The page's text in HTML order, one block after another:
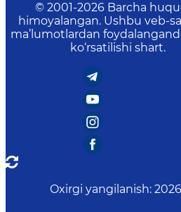
© 2001-2026 Barcha
himoyalangan. Ushbu veb-
ma’lumotlardan
ko‘rsatilishi shart.
Oxirgi yangilanish: